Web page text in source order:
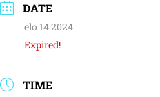
DATE
elo 14 2024
Expired!
TIME